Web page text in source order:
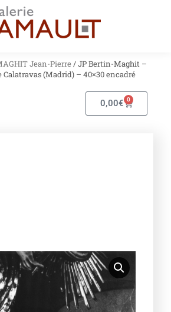
Jean-Pierre/ JP Bertin-Maghit –
Calatravas (Madrid) – 40×30 encadré
0,00€ 0